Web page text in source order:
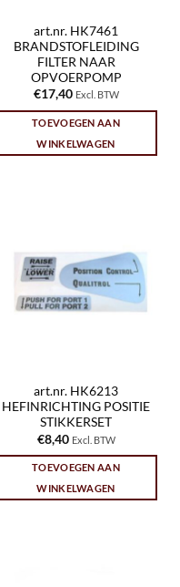
art.nr. HK7461
BRANDSTOFLEIDING
FILTER NAAR
OPVOERPOMP
€17,40 Excl. BTW
TOEVOEGEN AAN
WINKELWAGEN
art.nr. HK6213
HEFINRICHTING POSITIE
STIKKERSET
€8,40 Excl. BTW
TOEVOEGEN AAN
WINKELWAGEN